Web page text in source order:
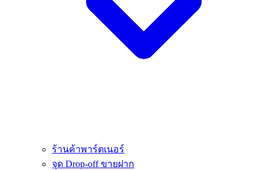
ร้านค้าพาร์ตเนอร์
จุด Drop-off ขายฝาก